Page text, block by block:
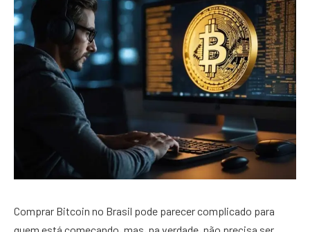
Comprar Bitcoin no Brasil pode parecer complicado para